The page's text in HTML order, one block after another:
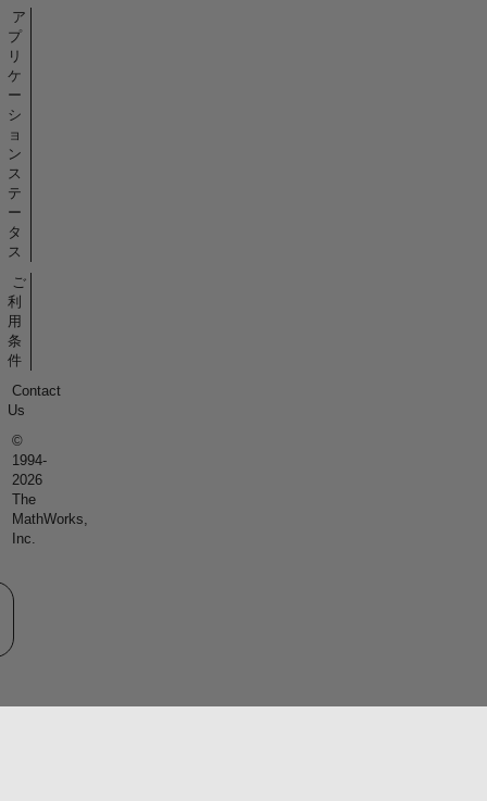
ア
プ
リ
ケ
ー
シ
ョ
ン
ス
テ
ー
タ
ス
ご
利
用
条
件
Contact
Us
©
1994-
2026
The
MathWorks,
Inc.
サイトの選択